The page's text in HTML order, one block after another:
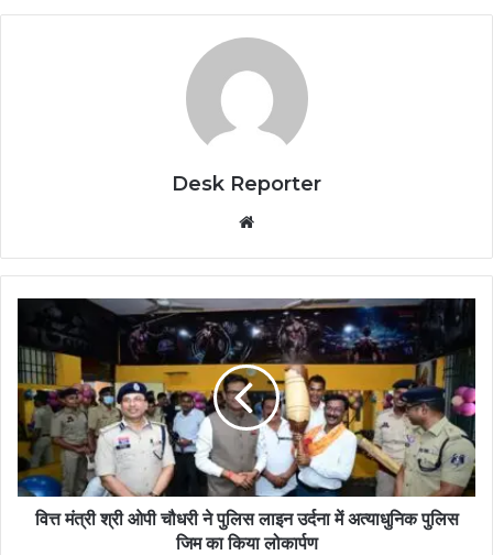
Desk Reporter
वित्त मंत्री श्री ओपी चौधरी ने पुलिस लाइन उर्दना में अत्याधुनिक पुलिस
जिम का किया लोकार्पण